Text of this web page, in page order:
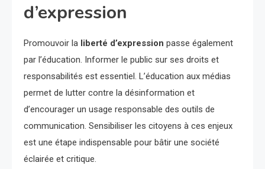
d’expression
Promouvoir la liberté d’expression passe également
par l’éducation. Informer le public sur ses droits et
responsabilités est essentiel. L’éducation aux médias
permet de lutter contre la désinformation et
d’encourager un usage responsable des outils de
communication. Sensibiliser les citoyens à ces enjeux
est une étape indispensable pour bâtir une société
éclairée et critique.